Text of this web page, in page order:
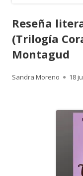
Reseña
(Trilogía
Montagud
Autor
Sandra Moreno 18